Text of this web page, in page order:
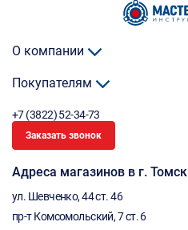
О компании
Покупателям
+7 (3822) 52-34-73
Заказать звонок
Адреса магазинов в г. Томск
ул. Шевченко, 44 ст. 46
пр-т Комсомольский, 7 ст. 6